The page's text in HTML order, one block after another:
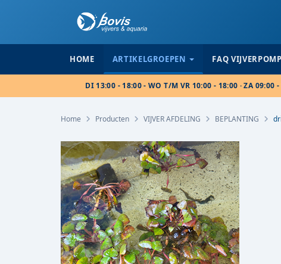
HOME ARTIKELGROEPEN FAQ
DI 13:00 - 18:00 - WO T/M VR 10:00 - 18:00 · ZA 09:00
Home Producten VIJVER AFDELING BEPLANTING